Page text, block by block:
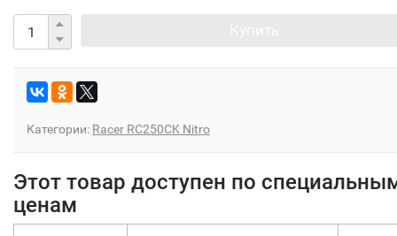
Категории: Racer RC250CK Nitro
Этот товар доступен по
ценам